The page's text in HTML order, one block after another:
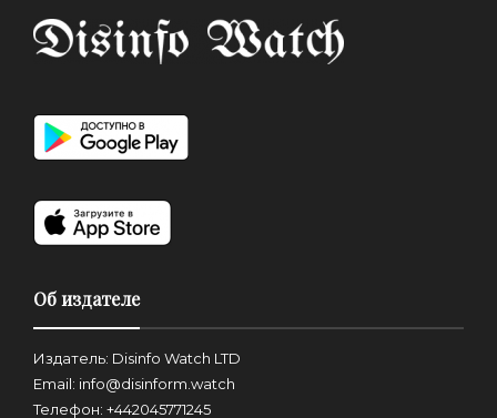
Об издателе
Издатель: Disinfo Watch LTD
Email: info@disinform.watch
Телефон: +442045771245